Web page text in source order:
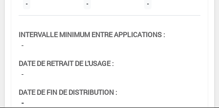
- - -
INTERVALLE MINIMUM ENTRE APPLICATIONS :
-
DATE DE RETRAIT DE L'USAGE :
-
DATE DE FIN DE DISTRIBUTION :
-